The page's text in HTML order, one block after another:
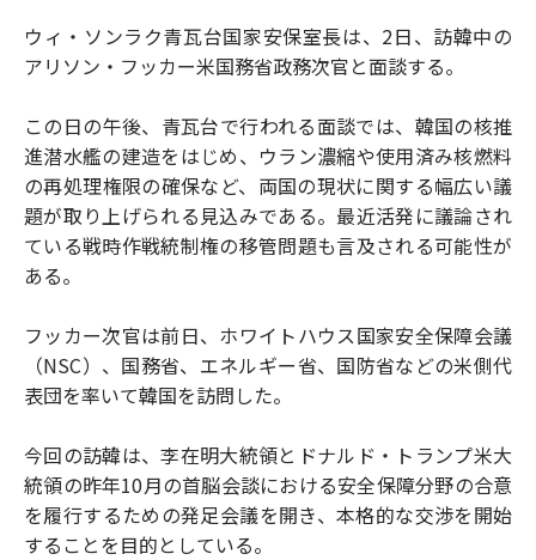
ウィ・ソンラク青瓦台国家安保室長は、2日、訪韓中の
アリソン・フッカー米国務省政務次官と面談する。
この日の午後、青瓦台で行われる面談では、韓国の核推
進潜水艦の建造をはじめ、ウラン濃縮や使用済み核燃料
の再処理権限の確保など、両国の現状に関する幅広い議
題が取り上げられる見込みである。最近活発に議論され
ている戦時作戦統制権の移管問題も言及される可能性が
ある。
フッカー次官は前日、ホワイトハウス国家安全保障会議
（NSC）、国務省、エネルギー省、国防省などの米側代
表団を率いて韓国を訪問した。
今回の訪韓は、李在明大統領とドナルド・トランプ米大
統領の昨年10月の首脳会談における安全保障分野の合意
を履行するための発足会議を開き、本格的な交渉を開始
することを目的としている。